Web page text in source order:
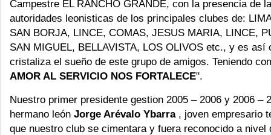
Campestre EL RANCHO GRANDE, con la presencia de
autoridades leonisticas de los principales clubes de:
SAN BORJA, LINCE, COMAS, JESUS MARIA, LINCE,
SAN MIGUEL, BELLAVISTA, LOS OLIVOS etc., y es así
cristaliza el sueño de este grupo de amigos. Teniendo
AMOR AL SERVICIO NOS FORTALECE".
Nuestro primer presidente gestion 2005 – 2006 y 2006 –
hermano león Jorge Arévalo Ybarra, joven empresario
que nuestro club se cimentara y fuera reconocido a nivel